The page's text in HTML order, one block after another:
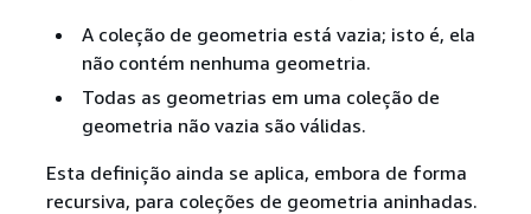
A coleção de geometria está vazia; isto é, ela
não contém nenhuma geometria.
Todas as geometrias em uma coleção de
geometria não vazia são válidas.
Esta definição ainda se aplica, embora de forma
recursiva, para coleções de geometria aninhadas.